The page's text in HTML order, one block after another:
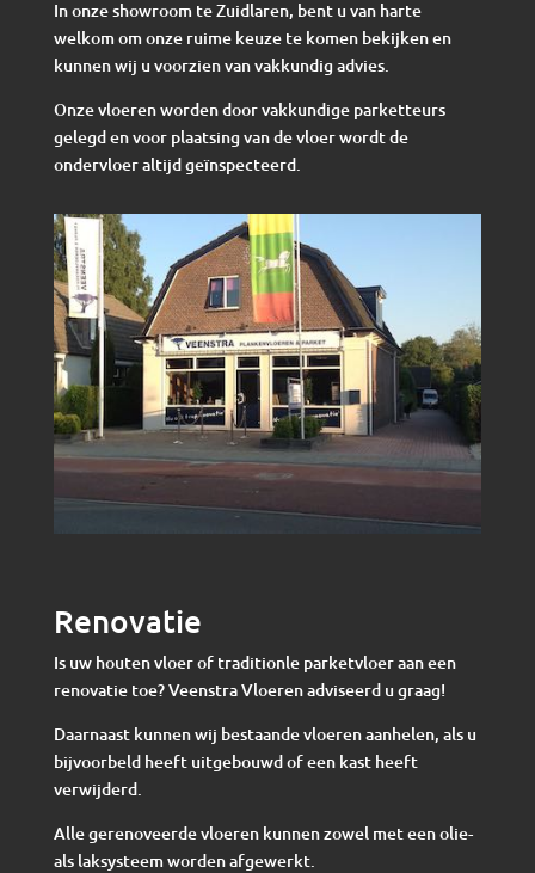
In onze showroom te Zuidlaren, bent u van harte
welkom om onze ruime keuze te komen bekijken en
kunnen wij u voorzien van vakkundig advies.
Onze vloeren worden door vakkundige parketteurs
gelegd en voor plaatsing van de vloer wordt de
ondervloer altijd geïnspecteerd.
Renovatie
Is uw houten vloer of traditionle parketvloer aan een
renovatie toe? Veenstra Vloeren adviseerd u graag!
Daarnaast kunnen wij bestaande vloeren aanhelen, als u
bijvoorbeld heeft uitgebouwd of een kast heeft
verwijderd.
Alle gerenoveerde vloeren kunnen zowel met een olie-
als laksysteem worden afgewerkt.